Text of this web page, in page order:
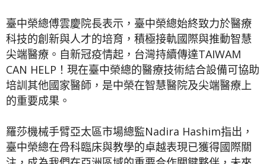
臺中榮總傅雲慶院長表示，臺中榮總始終致力於醫療
科技的創新與人才的培育，積極接軌國際與推動智慧
尖端醫療。自新冠疫情起，台灣持續傳達TAIWAM
CAN HELP！現在臺中榮總的醫療技術結合設備可協助
培訓其他國家醫師，是中榮在智慧醫院及尖端醫療上
的重要成果。
羅莎機械手臂亞太區市場總監Nadira Hashim指出，
臺中榮總在骨科臨床與教學的卓越表現已獲得國際關